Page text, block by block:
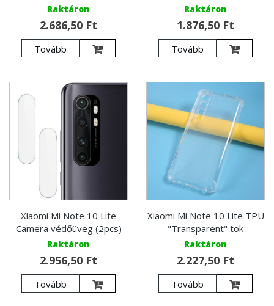
Raktáron
2.686,50 Ft
Tovább
Raktáron
1.876,50 Ft
Tovább
Xiaomi Mi Note 10 Lite
Camera védőüveg (2pcs)
Raktáron
2.956,50 Ft
Tovább
Xiaomi Mi Note 10 Lite TPU
"Transparent" tok
Raktáron
2.227,50 Ft
Tovább